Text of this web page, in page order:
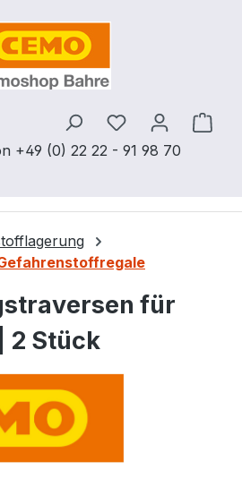
+49 (0) 22 22 - 91 98 70
Du hast 0
für
2 Stück